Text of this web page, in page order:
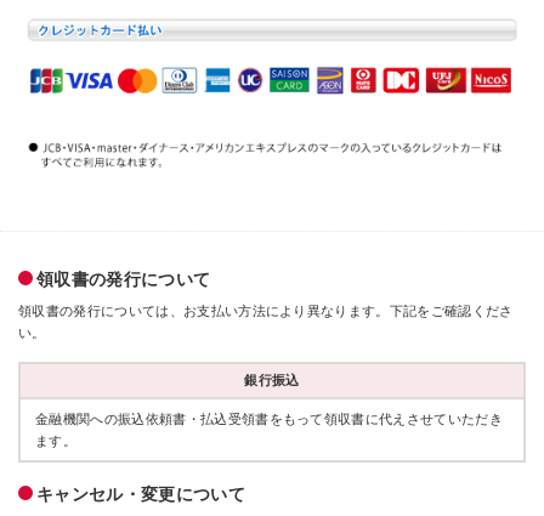
領収書の発行について
領収書の発行については、お支払い方法により異なります。下記をご確認くださ
い。
銀行振込
金融機関への振込依頼書・払込受領書をもって領収書に代えさせていただき
ます。
キャンセル・変更について